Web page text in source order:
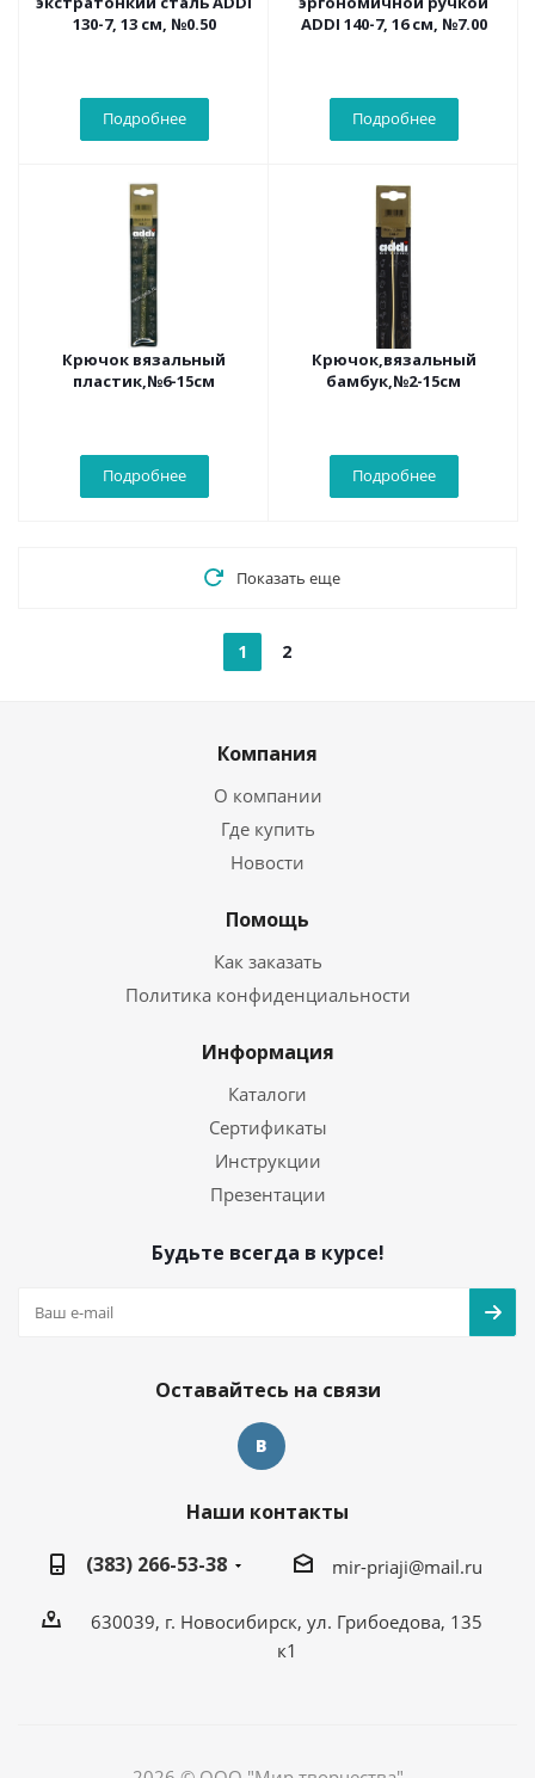
130-7, 13 см, №0.50
Подробнее
ADDI 140-7, 16 см, №7.00
Подробнее
Крючок вязальный
пластик,№6-15см
Подробнее
Крючок,вязальный
бамбук,№2-15см
Подробнее
Показать еще
1 2
Компания
О компании
Где купить
Новости
Помощь
Как заказать
Политика конфиденциальности
Информация
Каталоги
Сертификаты
Инструкции
Презентации
Будьте всегда в курсе!
Оставайтесь на связи
Наши контакты
(383) 266-53-38
mir-priaji@mail.ru
630039, г. Новосибирск, ул. Грибоедова, 135
к1